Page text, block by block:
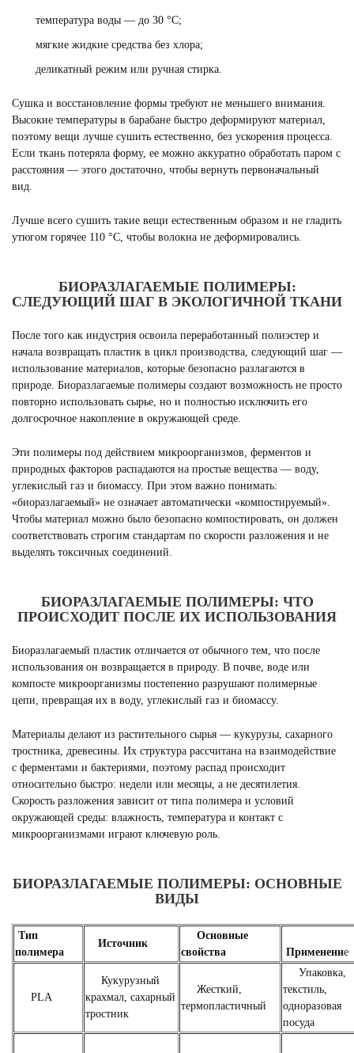
температура воды — до 30 °C;
мягкие жидкие средства без хлора;
деликатный режим или ручная стирка.
Сушка и восстановление формы требуют не меньшего внимания.
Высокие температуры в барабане быстро деформируют материал,
поэтому вещи лучше сушить естественно, без ускорения процесса.
Если ткань потеряла форму, ее можно аккуратно обработать паром с
расстояния — этого достаточно, чтобы вернуть первоначальный
вид.
Лучше всего сушить такие вещи естественным образом и не гладить
утюгом горячее 110 °C, чтобы волокна не деформировались.
БИОРАЗЛАГАЕМЫЕ ПОЛИМЕРЫ:
СЛЕДУЮЩИЙ ШАГ В ЭКОЛОГИЧНОЙ ТКАНИ
После того как индустрия освоила переработанный полиэстер и
начала возвращать пластик в цикл производства, следующий шаг —
использование материалов, которые безопасно разлагаются в
природе. Биоразлагаемые полимеры создают возможность не просто
повторно использовать сырье, но и полностью исключить его
долгосрочное накопление в окружающей среде.
Эти полимеры под действием микроорганизмов, ферментов и
природных факторов распадаются на простые вещества — воду,
углекислый газ и биомассу. При этом важно понимать:
«биоразлагаемый» не означает автоматически «компостируемый».
Чтобы материал можно было безопасно компостировать, он должен
соответствовать строгим стандартам по скорости разложения и не
выделять токсичных соединений.
БИОРАЗЛАГАЕМЫЕ ПОЛИМЕРЫ: ЧТО
ПРОИСХОДИТ ПОСЛЕ ИХ ИСПОЛЬЗОВАНИЯ
Биоразлагаемый пластик отличается от обычного тем, что после
использования он возвращается в природу. В почве, воде или
компосте микроорганизмы постепенно разрушают полимерные
цепи, превращая их в воду, углекислый газ и биомассу.
Материалы делают из растительного сырья — кукурузы, сахарного
тростника, древесины. Их структура рассчитана на взаимодействие
с ферментами и бактериями, поэтому распад происходит
относительно быстро: недели или месяцы, а не десятилетия.
Скорость разложения зависит от типа полимера и условий
окружающей среды: влажность, температура и контакт с
микроорганизмами играют ключевую роль.
БИОРАЗЛАГАЕМЫЕ ПОЛИМЕРЫ: ОСНОВНЫЕ
ВИДЫ
Тип
полимера
Источник
Основные
свойства
Применение
PLA
Кукурузный
крахмал, сахарный
тростник
Жесткий,
термопластичный
Упаковка,
текстиль,
одноразовая
посуда